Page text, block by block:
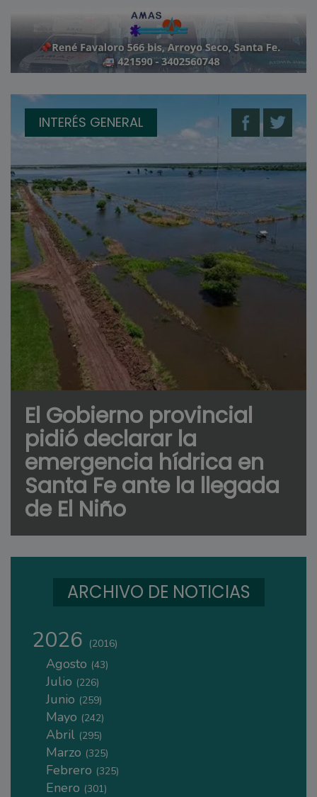
INTERÉS GENERAL
El Gobierno provincial
pidió declarar la
emergencia hídrica en
Santa Fe ante la llegada
de El Niño
ARCHIVO DE NOTICIAS
2026 (2016)
Agosto (43)
Julio (226)
Junio (259)
Mayo (242)
Abril (295)
Marzo (325)
Febrero (325)
Enero (301)